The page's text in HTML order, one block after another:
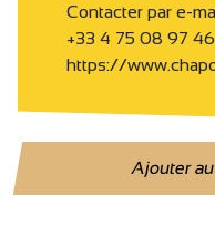
Contacter par e-
+33 4 75 08 97 46
https://
Ajouter